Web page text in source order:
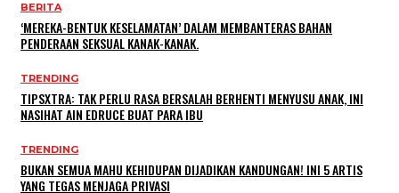
BERITA
‘MEREKA-BENTUK KESELAMATAN’ DALAM MEMBANTERAS BAHAN
PENDERAAN SEKSUAL KANAK-KANAK.
TRENDING
TIPSXTRA: TAK PERLU RASA BERSALAH BERHENTI MENYUSU ANAK, INI
NASIHAT AIN EDRUCE BUAT PARA IBU
TRENDING
BUKAN SEMUA MAHU KEHIDUPAN DIJADIKAN KANDUNGAN! INI 5 ARTIS
YANG TEGAS MENJAGA PRIVASI